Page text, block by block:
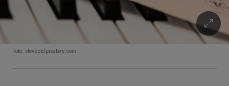
Foto: stevepb/pixabay.com